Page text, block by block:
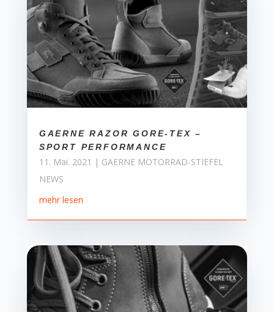
GAERNE RAZOR GORE-TEX –
SPORT PERFORMANCE
11. Mai. 2021 | GAERNE MOTORRAD-STIEFEL
NEWS
mehr lesen